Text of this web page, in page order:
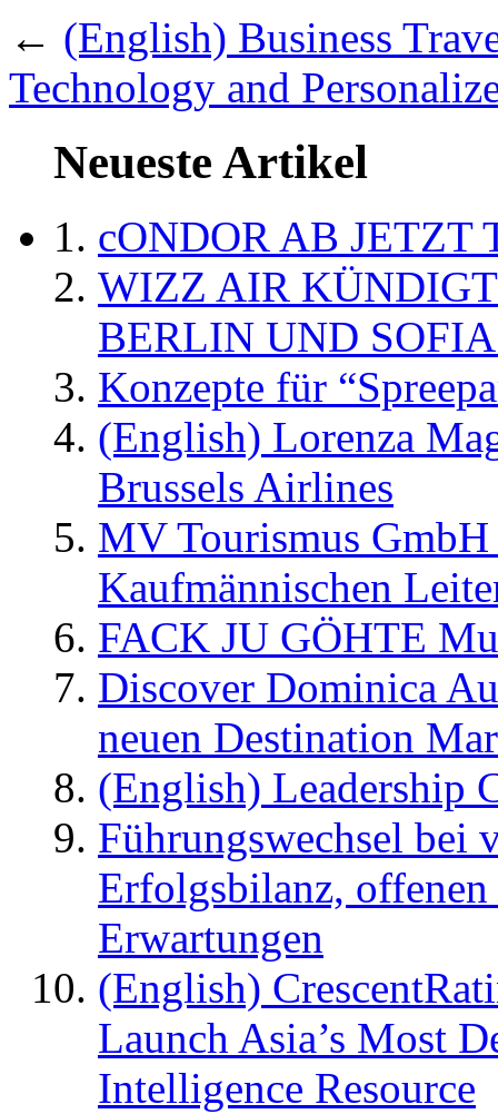
← (English) Business
Technology and
Neueste Artikel
cONDOR AB
WIZZ AIR
BERLIN UND
Konzepte für
(English) Lorenza
Brussels Airlines
MV Tourismus
Kaufmännischen
FACK JU GÖHTE
Discover Dominica
neuen Destination
(English) Leadership
Führungswechsel bei
Erfolgsbilanz,
Erwartungen
(English)
Launch Asia’s Most
Intelligence Resource